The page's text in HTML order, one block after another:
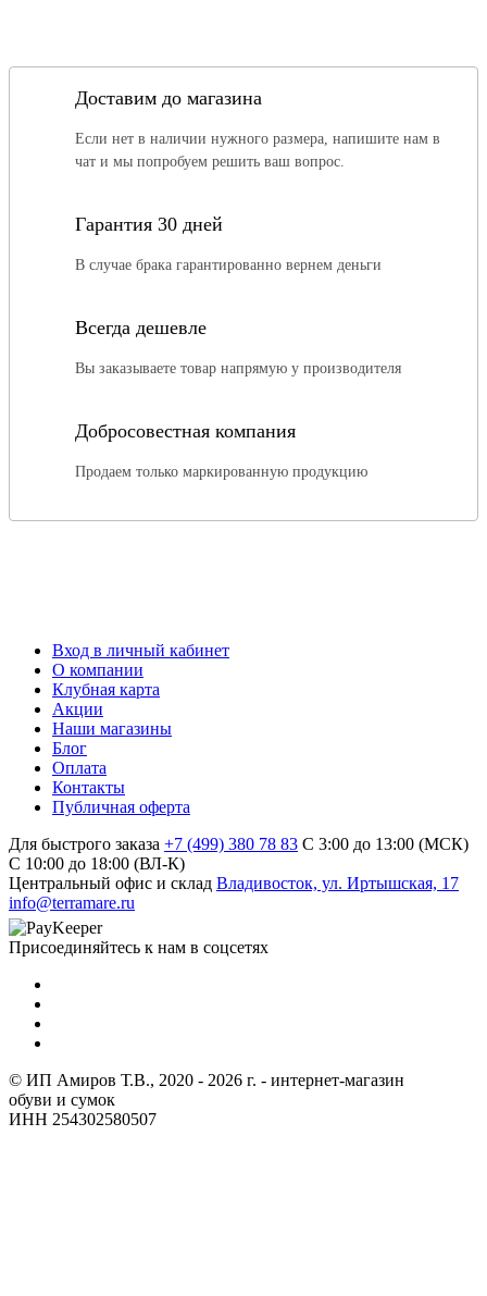
Доставим до магазина
Если нет в наличии нужного размера, напишите нам в
чат и мы попробуем решить ваш вопрос.
Гарантия 30 дней
В случае брака гарантированно вернем деньги
Всегда дешевле
Вы заказываете товар напрямую у производителя
Добросовестная компания
Продаем только маркированную продукцию
Вход в личный кабинет
О компании
Клубная карта
Акции
Наши магазины
Блог
Оплата
Контакты
Публичная оферта
Для быстрого заказа +7 (499) 380 78 83 С 3:00 до 13:00 (МСК)
C 10:00 до 18:00 (ВЛ-К)
Центральный офис и склад Владивосток, ул. Иртышская, 17
info@terramare.ru
Присоединяйтесь к нам в соцсетях
© ИП Амиров Т.В., 2020 - 2026 г. - интернет-магазин
обуви и сумок
ИНН 254302580507